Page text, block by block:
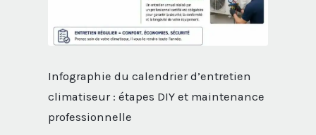
Infographie du calendrier d’entretien
climatiseur : étapes DIY et maintenance
professionnelle